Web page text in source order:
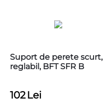
Suport de perete scurt,
reglabil, BFT SFR B
102 Lei